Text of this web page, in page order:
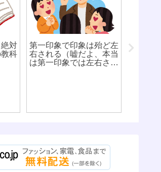
対
科
第一印象で印象は殆ど左
右される（嘘だよ、本当
は第一印象では左右され
最低賃
る日本